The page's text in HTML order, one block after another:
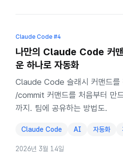
Claude Code #4
나만의 Claude Code 커
운 하나로 자동화
Claude Code 슬래시 커맨드를
/commit 커맨드를 처음부터 만
까지. 팀에 공유하는 방법도.
Claude Code AI 자동화
2026년 3월 14일